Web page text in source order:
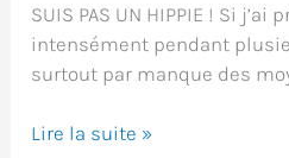
SUIS PAS UN HIPPIE ! Si
intensément pendant
surtout par manque des
Le
Lire la suite »